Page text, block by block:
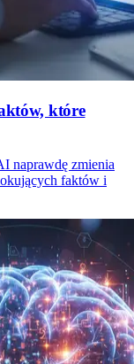
które
naprawdę zmienia
faktów i